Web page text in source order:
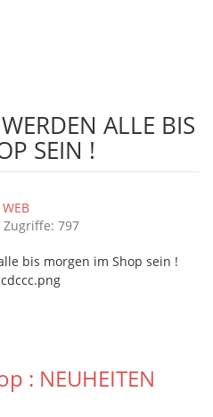
ALLE BIS
SEIN !
Zugriffe: 797
bis morgen im Shop sein !
: NEUHEITEN